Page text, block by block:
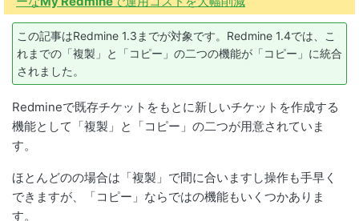
この記事はRedmine 1.3までが対象です。Redmine 1.4では、こ
れまでの「複製」と「コピー」の二つの機能が「コピー」に統合
されました。
Redmineで既存チケットをもとに新しいチケットを作成する
機能として「複製」と「コピー」の二つが用意されていま
す。
ほとんどのの場合は「複製」で間に合いますし操作も手早く
できますが、「コピー」ならではの機能もいくつかありま
す。